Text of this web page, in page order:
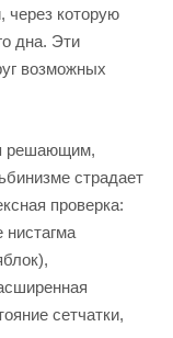
через которую
дна. Эти
возможных
решающим,
страдает
проверка:
нистагма
сетчатки,